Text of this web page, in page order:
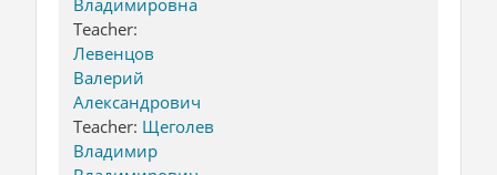
Teacher:
Левенцов
Валерий
Александрович
Teacher: Щеголев
Владимир